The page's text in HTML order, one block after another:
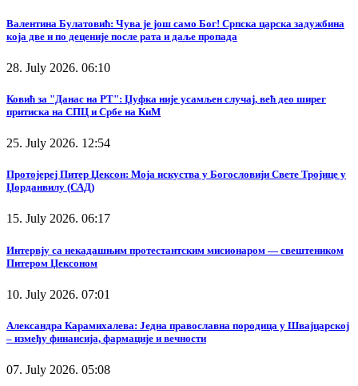
Валентина Булатовић: Чува је још само Бог! Српска царска задужбина
која две и по деценије после рата и даље пропада
28. July 2026. 06:10
Ковић за "Данас на РТ": Џуфка није усамљен случај, већ део ширег
притиска на СПЦ и Србе на КиМ
25. July 2026. 12:54
Протојереј Питер Џексон: Моја искуства у Богословији Свете Тројице у
Џорданвилу (САД)
15. July 2026. 06:17
Интервју са некадашњим протестантским мисионаром — свештеником
Питером Џексоном
10. July 2026. 07:01
Александра Карамихалева: Једна православна породица у Швајцарској
– између финансија, фармације и вечности
07. July 2026. 05:08